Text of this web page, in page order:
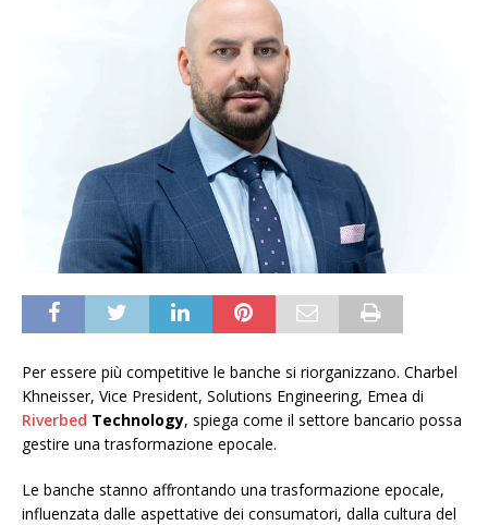
Per essere più competitive le banche si riorganizzano. Charbel
Khneisser, Vice President, Solutions Engineering, Emea di
Riverbed Technology, spiega come il settore bancario possa
gestire una trasformazione epocale.
Le banche stanno affrontando una trasformazione epocale,
influenzata dalle aspettative dei consumatori, dalla cultura del